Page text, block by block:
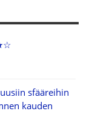
sfääreihin
kauden